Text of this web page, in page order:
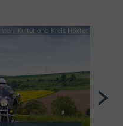
Kulturland Kreis Höxter